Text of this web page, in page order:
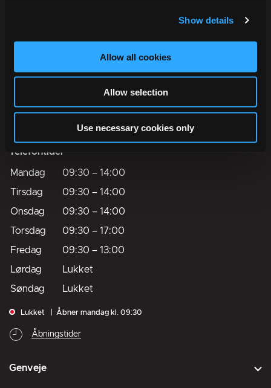
Show details
Allow all cookies
Allow selection
Use necessary cookies only
CVR: 29 18 96 17
EAN-numre
Telefontider
Mandag 09:30 – 14:00
Tirsdag
09:30 – 14:00
Onsdag
09:30 – 14:00
Torsdag
09:30 – 17:00
Fredag
09:30 – 13:00
Lørdag
Lukket
Søndag
Lukket
Lukket Åbner mandag kl. 09:30
Åbningstider
Genveje